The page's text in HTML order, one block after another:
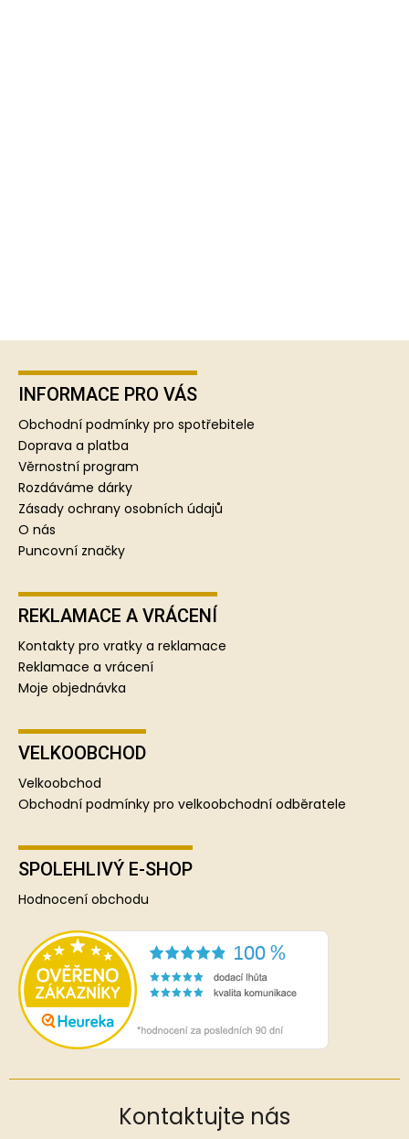
Z
INFORMACE PRO VÁS
Obchodní podmínky pro spotřebitele
Doprava a platba
Věrnostní program
Rozdáváme dárky
Zásady ochrany osobních údajů
O nás
Puncovní značky
REKLAMACE A VRÁCENÍ
Kontakty pro vratky a reklamace
Reklamace a vrácení
Moje objednávka
VELKOOBCHOD
Velkoobchod
Obchodní podmínky pro velkoobchodní odběratele
SPOLEHLIVÝ E-SHOP
Hodnocení obchodu
Kontaktujte nás